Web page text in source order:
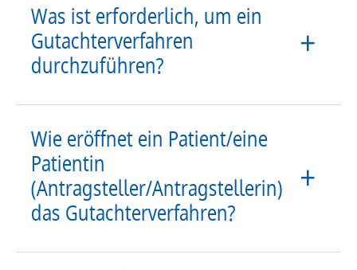
Was ist erforderlich, um ein
Gutachterverfahren
durchzuführen?
Wie eröffnet ein Patient/eine
Patientin
(Antragsteller/Antragstellerin)
das Gutachterverfahren?